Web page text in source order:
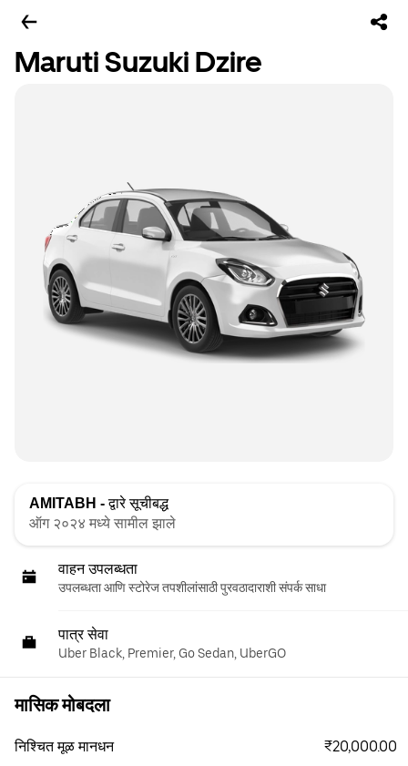
Maruti Suzuki Dzire
AMITABH -द्वारे सूचीबद्ध
ऑग २०२४ मध्ये सामील झाले
वाहन उपलब्धता
उपलब्धता आणि स्टोरेज तपशीलांसाठी पुरवठादाराशी संपर्क साधा
पात्र सेवा
Uber Black, Premier, Go Sedan, UberGO
मासिक मोबदला
निश्चित मूळ मानधन ₹20,000.00